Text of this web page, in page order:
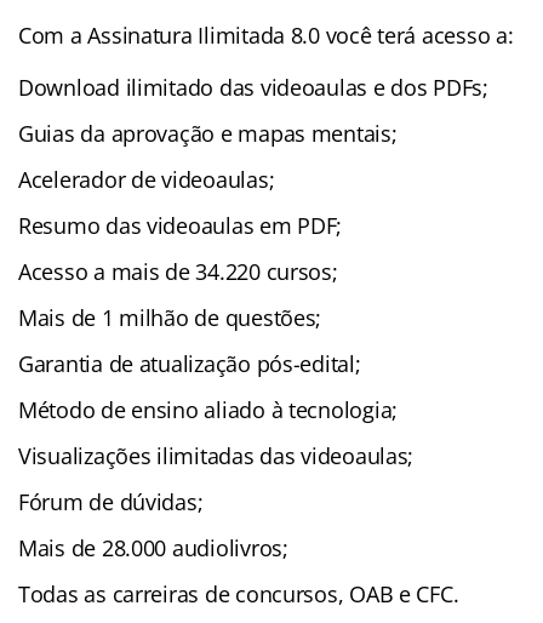
Com a Assinatura Ilimitada 8.0 você terá acesso a:
Download ilimitado das videoaulas e dos PDFs;
Guias da aprovação e mapas mentais;
Acelerador de videoaulas;
Resumo das videoaulas em PDF;
Acesso a mais de 34.220 cursos;
Mais de 1 milhão de questões;
Garantia de atualização pós-edital;
Método de ensino aliado à tecnologia;
Visualizações ilimitadas das videoaulas;
Fórum de dúvidas;
Mais de 28.000 audiolivros;
Todas as carreiras de concursos, OAB e CFC.